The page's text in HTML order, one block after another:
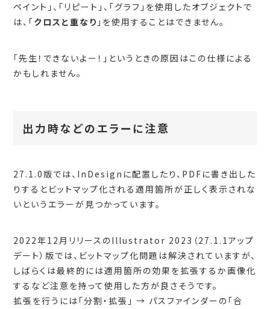
ペイント」、「リピート」、「グラフ」を使用したオブジェクトで
は、「クロスと重なり 」を使用することはできません。
「先生！できないよー！」というときの原因はこの仕様による
かもしれません。
出力時などのエラーに注意
27.1.0版では、InDesignに配置したり、PDFに書き出した
りするとビットマップ化される適用箇所が正しく表示されな
いというエラーが見つかっています。
2022年12月リリースのIllustrator 2023（27.1.1アップ
デート）版では、ビットマップ化問題は解決されていますが、
しばらくは最終的には適用箇所の効果を拡張するか画像化
するなど注意を持って使用した方が良さそうです。
拡張を行うには「分割・拡張」 → パスファインダーの「合